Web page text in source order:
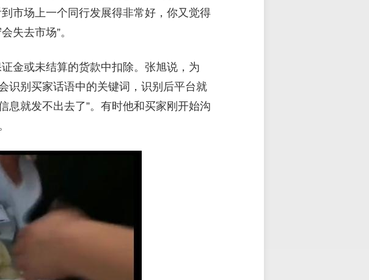
市场上一个同行发展得非常好，你又觉得
失去市场”。
金或未结算的货款中扣除。张旭说，为
识别买家话语中的关键词，识别后平台就
息就发不出去了”。有时他和买家刚开始沟